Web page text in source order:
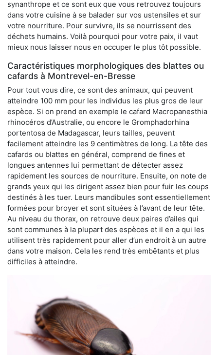
synanthrope et ce sont eux que vous retrouvez toujours
dans votre cuisine à se balader sur vos ustensiles et sur
votre nourriture. Pour survivre, ils se nourrissent des
déchets humains. Voilà pourquoi pour votre paix, il vaut
mieux nous laisser nous en occuper le plus tôt possible.
Caractéristiques morphologiques des blattes ou
cafards à Montrevel-en-Bresse
Pour tout vous dire, ce sont des animaux, qui peuvent
atteindre 100 mm pour les individus les plus gros de leur
espèce. Si on prend en exemple le cafard Macropanesthia
rhinocéros d’Australie, ou encore le Gromphadorhina
portentosa de Madagascar, leurs tailles, peuvent
facilement atteindre les 9 centimètres de long. La tête des
cafards ou blattes en général, comprend de fines et
longues antennes lui permettant de détecter assez
rapidement les sources de nourriture. Ensuite, on note de
grands yeux qui les dirigent assez bien pour fuir les coups
destinés à les tuer. Leurs mandibules sont essentiellement
formées pour broyer et sont situées à l’avant de leur tête.
Au niveau du thorax, on retrouve deux paires d’ailes qui
sont communes à la plupart des espèces et il en a qui les
utilisent très rapidement pour aller d’un endroit à un autre
dans votre maison. Cela les rend très embêtants et plus
difficiles à atteindre.